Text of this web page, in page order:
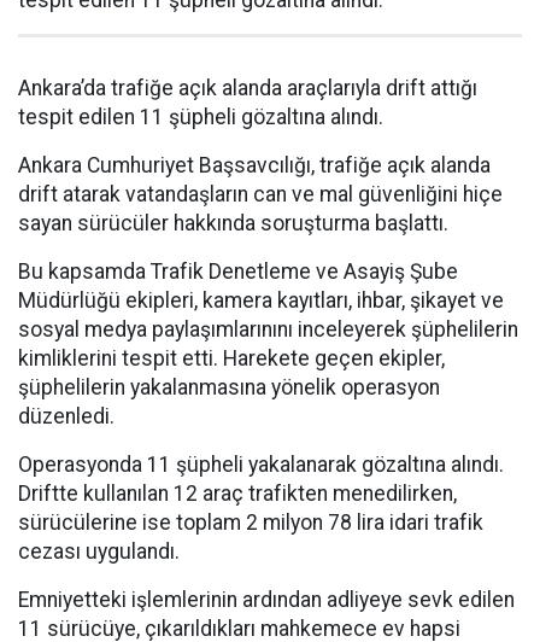
Ankara’da trafiğe açık alanda araçlarıyla drift attığı
tespit edilen 11 şüpheli gözaltına alındı.
Ankara Cumhuriyet Başsavcılığı, trafiğe açık alanda
drift atarak vatandaşların can ve mal güvenliğini hiçe
sayan sürücüler hakkında soruşturma başlattı.
Bu kapsamda Trafik Denetleme ve Asayiş Şube
Müdürlüğü ekipleri, kamera kayıtları, ihbar, şikayet ve
sosyal medya paylaşımlarınını inceleyerek şüphelilerin
kimliklerini tespit etti. Harekete geçen ekipler,
şüphelilerin yakalanmasına yönelik operasyon
düzenledi.
Operasyonda 11 şüpheli yakalanarak gözaltına alındı.
Driftte kullanılan 12 araç trafikten menedilirken,
sürücülerine ise toplam 2 milyon 78 lira idari trafik
cezası uygulandı.
Emniyetteki işlemlerinin ardından adliyeye sevk edilen
11 sürücüye, çıkarıldıkları mahkemece ev hapsi